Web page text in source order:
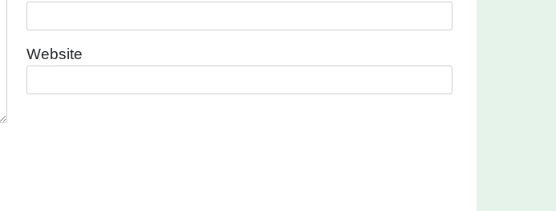
Website